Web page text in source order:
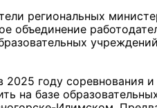
региональных
объединение
году соревнования и
на базе